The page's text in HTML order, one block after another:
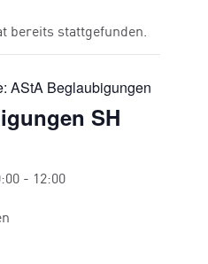
bereits stattgefunden.
AStA Beglaubigungen
SH
- 12:00